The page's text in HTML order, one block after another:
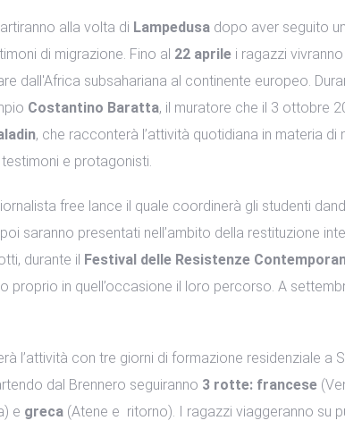
alla volta di Lampedusa dopo aver seguito
di migrazione. Fino al 22 aprile i ragazzi
dall'Africa subsahariana al continente europeo.
Costantino Baratta, il muratore che il 3 ottobre
, che racconterà l’attività quotidiana in materia
e protagonisti.
free lance il quale coordinerà gli studenti
saranno presentati nell’ambito della restituzione
durante il Festival delle Resistenze
in quell’occasione il loro percorso. A
l’attività con tre giorni di formazione residenziale a
dal Brennero seguiranno 3 rotte: francese
e greca (Atene e ritorno). I ragazzi viaggeranno su